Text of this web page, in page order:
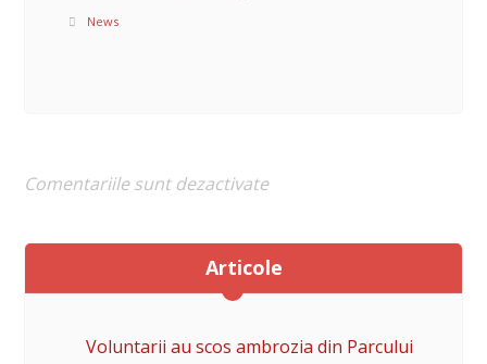
News
Comentariile sunt dezactivate
Articole
Voluntarii au scos ambrozia din Parcului